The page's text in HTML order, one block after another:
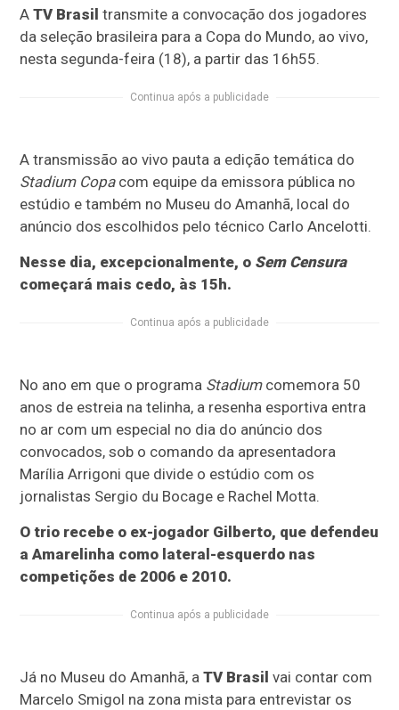
ATV Brasil transmite a convocação dos jogadores
da seleção brasileira para a Copa do Mundo, ao vivo,
nesta segunda-feira (18), a partir das 16h55.
Continua após a publicidade
A transmissão ao vivo pauta a edição temática do
Stadium Copacom equipe da emissora pública no
estúdio e também no Museu do Amanhã, local do
anúncio dos escolhidos pelo técnico Carlo Ancelotti.
Nesse dia, excepcionalmente, o Sem Censura
começará mais cedo, às 15h.
Continua após a publicidade
No ano em que o programa Stadiumcomemora 50
anos de estreia na telinha, a resenha esportiva entra
no ar com um especial no dia do anúncio dos
convocados, sob o comando da apresentadora
Marília Arrigoni que divide o estúdio com os
jornalistas Sergio du Bocage e Rachel Motta.
O trio recebe o ex-jogador Gilberto, que defendeu
a Amarelinha como lateral-esquerdo nas
competições de 2006 e 2010.
Continua após a publicidade
Já no Museu do Amanhã, aTV Brasil vai contar com
Marcelo Smigol na zona mista para entrevistar os